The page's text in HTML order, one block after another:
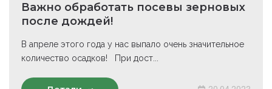
Важно обработать посевы зерновых
после дождей!
В апреле этого года у нас выпало очень значительное
количество осадков! При дост...